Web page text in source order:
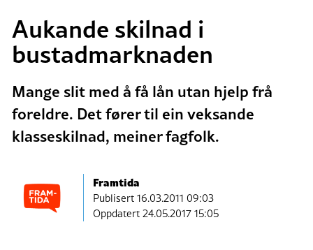
Aukande skilnad i
bustadmarknaden
Mange slit med å få lån utan hjelp frå
foreldre. Det fører til ein veksande
klasseskilnad, meiner fagfolk.
Framtida
Publisert16.03.2011 09:03
Oppdatert 24.05.2017 15:05